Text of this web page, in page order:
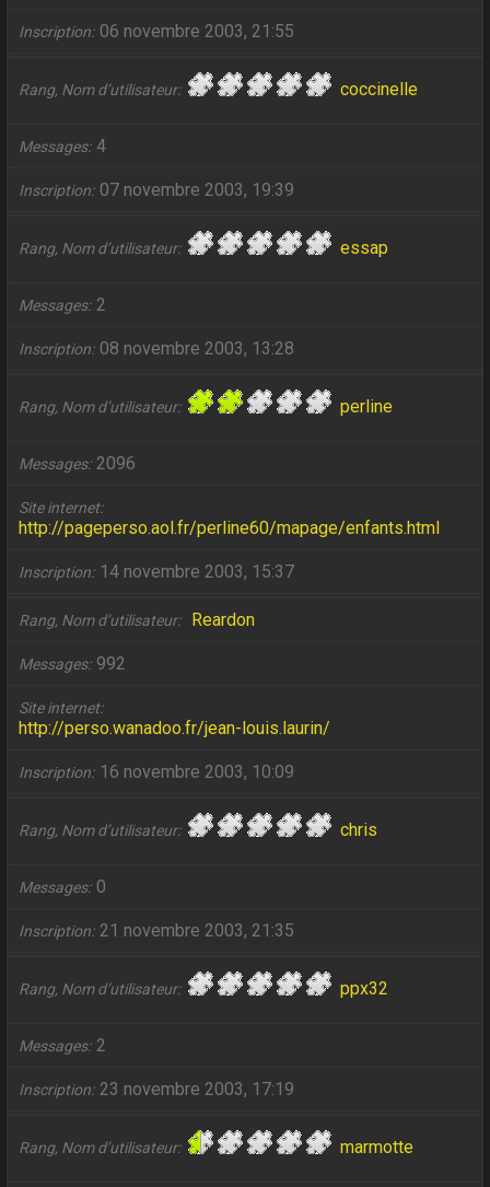
Inscription 06 novembre 2003, 21:55
Rang, Nom d’utilisateur coccinelle
Messages 4
Inscription 07 novembre 2003, 19:39
Rang, Nom d’utilisateur essap
Messages 2
Inscription 08 novembre 2003, 13:28
Rang, Nom d’utilisateur perline
Messages 2096
Site internet
http://pageperso.aol.fr/perline60/mapage/enfants.html
Inscription 14 novembre 2003, 15:37
Rang, Nom d’utilisateur Reardon
Messages 992
Site internet
http://perso.wanadoo.fr/jean-louis.laurin/
Inscription 16 novembre 2003, 10:09
Rang, Nom d’utilisateur chris
Messages 0
Inscription 21 novembre 2003, 21:35
Rang, Nom d’utilisateur ppx32
Messages 2
Inscription 23 novembre 2003, 17:19
Rang, Nom d’utilisateur marmotte